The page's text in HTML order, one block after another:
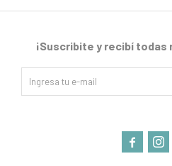
¡Suscribite y recibí
 